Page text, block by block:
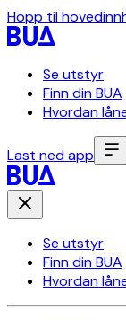
Hopp til
Se utstyr
Finn din BUA
Hvordan
Last ned app
Se utstyr
Finn din BUA
Hvordan